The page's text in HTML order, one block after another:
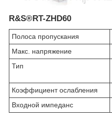
R&S®RT-ZHD60
Полоса пропускания
Макс. напряжение
Тип
Коэффициент ослабления
Входной импеданс